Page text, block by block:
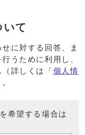
いて
に対する回答、ま
うために利用し、
詳しくは「 個人情
希望する場合は